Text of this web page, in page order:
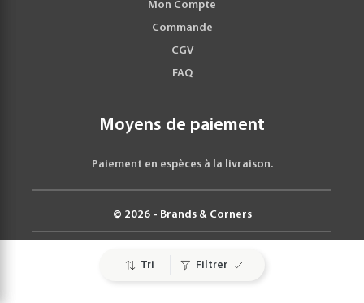
Tri Filtrer
Mon Compte
Commande
CGV
FAQ
Moyens de paiement
Paiement en espèces à la livraison.
© 2026 - Brands & Corners